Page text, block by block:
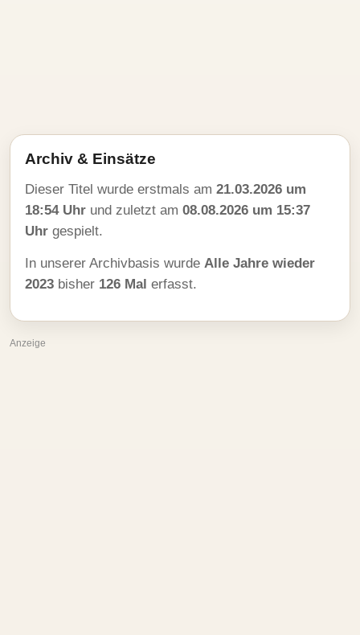
Archiv & Einsätze
Dieser Titel wurde erstmals am 21.03.2026 um
18:54 Uhr und zuletzt am 08.08.2026 um 15:37
Uhr gespielt.
In unserer Archivbasis wurde Alle Jahre wieder
2023 bisher 126 Mal erfasst.
Anzeige